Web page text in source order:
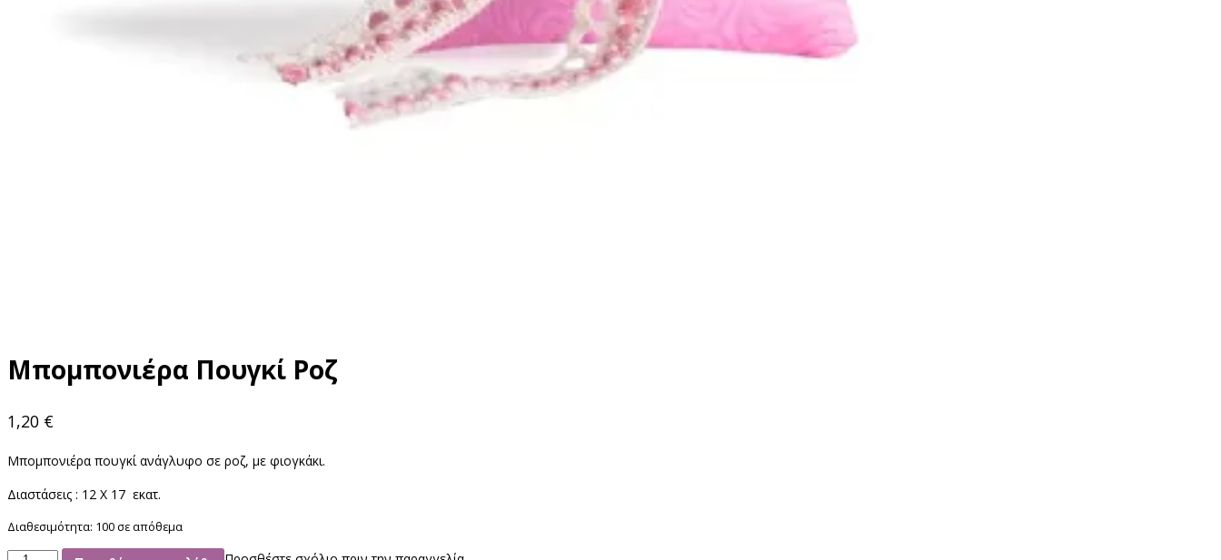
Μπομπονιέρα Πουγκί Ροζ
1,20 €
Μπομπονιέρα πουγκί ανάγλυφο σε ροζ, με φιογκάκι.
Διαστάσεις : 12 X 17 εκατ.
Διαθεσιμότητα: 100 σε απόθεμα